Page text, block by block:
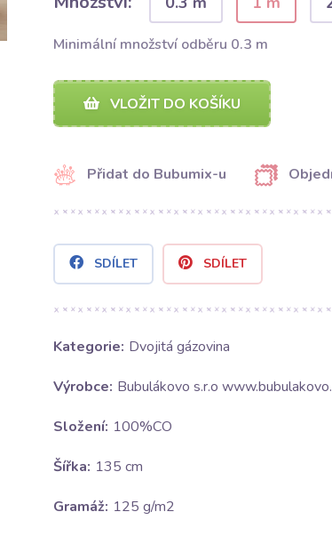
Minimální množství odběru 0.3 m
VLOŽIT DO KOŠÍKU
Přidat do Bubumix-u
SDÍLET SDÍLET
Kategorie: Dvojitá gázovina
Výrobce: Bubulákovo s.r.o
Složení: 100%CO
Šířka: 135 cm
Gramáž: 125 g/m2